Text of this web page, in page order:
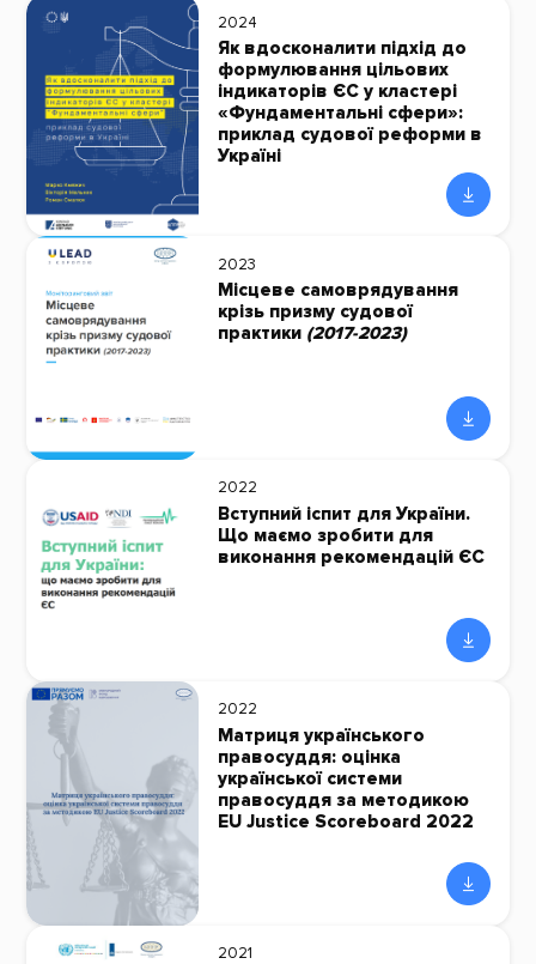
2024
Як вдосконалити підхід до
формулювання цільових
індикаторів ЄС у кластері
«Фундаментальні сфери»:
приклад судової реформи в
Україні
2023
Місцеве самоврядування
крізь призму судової
практики (2017-2023)
2022
Вступний іспит для України.
Що маємо зробити для
виконання рекомендацій ЄС
2022
Матриця українського
правосуддя: оцінка
української системи
правосуддя за методикою
EU Justice Scoreboard 2022
2021